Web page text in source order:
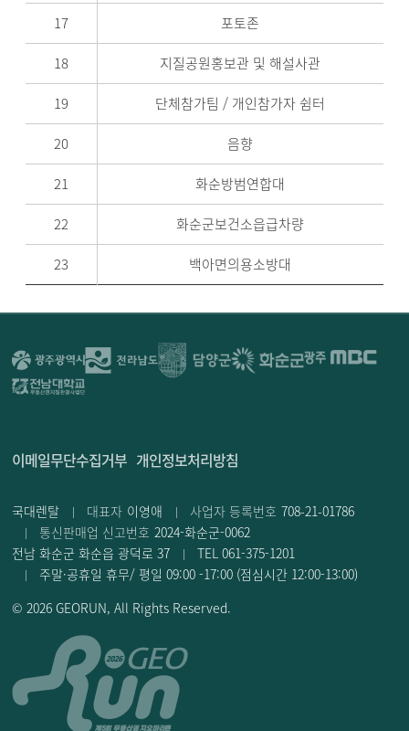
17
포토존
18
지질공원홍보관 및 해설사관
19
단체참가팀 / 개인참가자 쉼터
20
음향
21
화순방범연합대
22
화순군보건소읍급차량
23
백아면의용소방대
이메일무단수집거부 개인정보처리방침
국대렌탈 대표자 이영애 사업자 등록번호 708-21-01786
통신판매업 신고번호 2024-화순군-0062
전남 화순군 화순읍 광덕로 37
TEL 061-375-1201
주말·공휴일 휴무/ 평일 09:00 -17:00 (점심시간 12:00-13:00)
© 2026GEORUN, All Rights Reserved.